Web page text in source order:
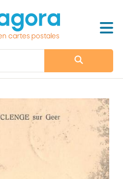
cartes postales